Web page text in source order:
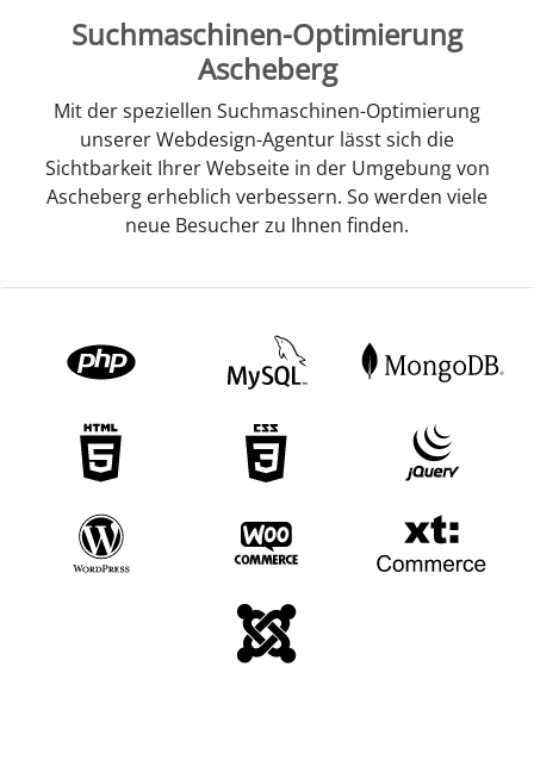
Suchmaschinen-Optimierung
Ascheberg
Mit der speziellen Suchmaschinen-Optimierung
unserer Webdesign-Agentur lässt sich die
Sichtbarkeit Ihrer Webseite in der Umgebung von
Ascheberg erheblich verbessern. So werden viele
neue Besucher zu Ihnen finden.